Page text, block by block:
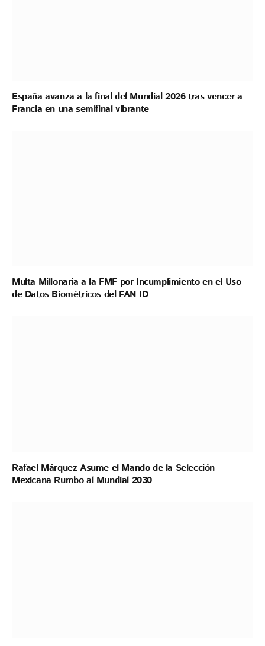
España avanza a la final del Mundial 2026 tras vencer a
Francia en una semifinal vibrante
Multa Millonaria a la FMF por Incumplimiento en el Uso
de Datos Biométricos del FAN ID
Rafael Márquez Asume el Mando de la Selección
Mexicana Rumbo al Mundial 2030